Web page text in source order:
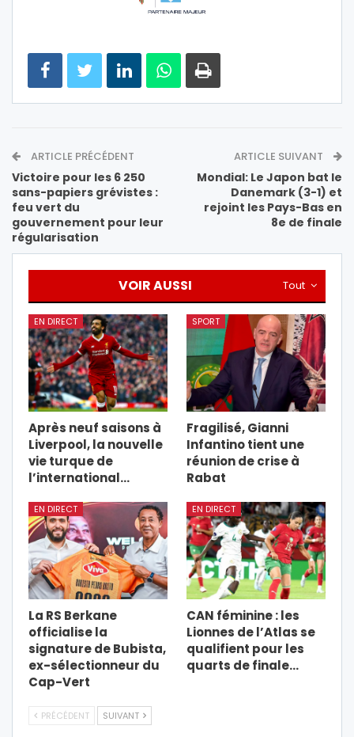
ARTICLE PRÉCÉDENT
Victoire pour les 6 250
sans-papiers grévistes :
feu vert du
gouvernement pour leur
régularisation
ARTICLE SUIVANT
Mondial: Le Japon bat le
Danemark (3-1) et
rejoint les Pays-Bas en
8e de finale
Tout
VOIR AUSSI
EN DIRECT
Après neuf saisons à
Liverpool, la nouvelle
vie turque de
l’international…
SPORT
Fragilisé, Gianni
Infantino tient une
réunion de crise à
Rabat
EN DIRECT
La RS Berkane
officialise la
signature de Bubista,
ex-sélectionneur du
Cap-Vert
EN DIRECT
CAN féminine : les
Lionnes de l’Atlas se
qualifient pour les
quarts de finale…
PRÉCÉDENT SUIVANT